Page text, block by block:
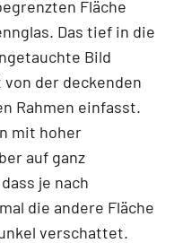
Fläche
Das tief in die
Bild
der deckenden
Rahmen einfasst.
mit hoher
auf ganz
je nach
die andere Fläche
verschattet.